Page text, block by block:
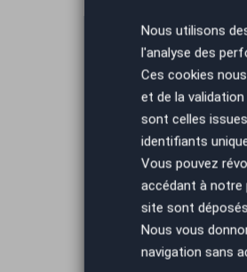
Nous utilisons
l'analyse des
Ces cookies
et de la
sont celles
identifiants
Vous pouvez
accédant à notre
site sont
Nous vous
navigation sans